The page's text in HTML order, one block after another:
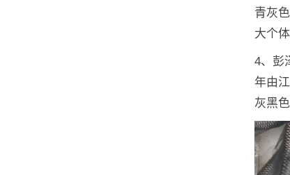
青灰
大个
4、彭
年由
灰黑色